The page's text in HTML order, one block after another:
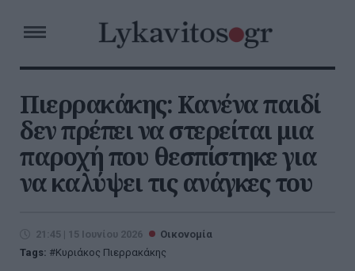
Πιερρακάκης: Κανένα παιδί
δεν πρέπει να στερείται μια
παροχή που θεσπίστηκε για
να καλύψει τις ανάγκες του
21:45 | 15 Ιουνίου 2026
Οικονομία
Tags:
Κυριάκος Πιερρακάκης